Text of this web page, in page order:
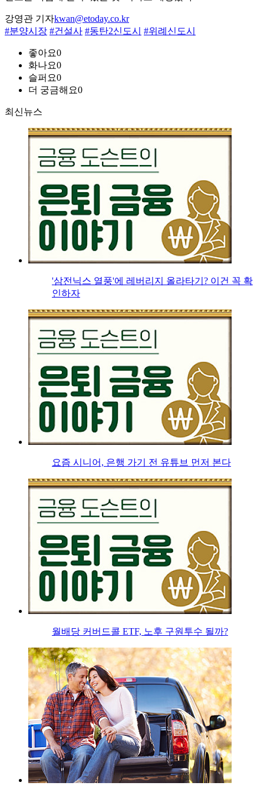
강영관 기자kwan@etoday.co.kr
#분양시장 #건설사 #동탄2신도시 #위례신도시
좋아요0
화나요0
슬퍼요0
더 궁금해요0
최신뉴스
'삼전닉스 열풍'에 레버리지 올라타기? 이건 꼭 확
인하자
요즘 시니어, 은행 가기 전 유튜브 먼저 본다
월배당 커버드콜 ETF, 노후 구원투수 될까?